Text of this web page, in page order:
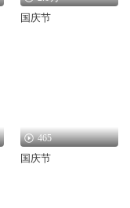
国庆节
465
国庆节